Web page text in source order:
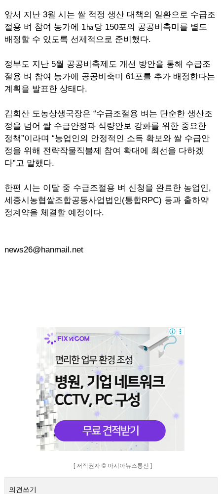
앞서 지난 3월 시는 쌀 적정 생산 대책의 일환으로 수급조
절용 벼 참여 농가에 1㏊당 150포의 공공비축미를 별도
배정할 수 있도록 선제적으로 준비했다.
정부도 지난 5월 공공비축제도 개선 방안을 통해 수급조
절용 벼 참여 농가에 공공비축미 61포를 추가 배정한다는
계획을 발표한 상태다.
김회산 도농상생국장은 “수급조절용 벼는 단순한 생산조
정을 넘어 쌀 수급안정과 식량안보 강화를 위한 중요한
정책”이라며 “농업인의 안정적인 소득 확보와 쌀 수급안
정을 위해 전략작물직불제 참여 확대에 최선을 다하겠
다”고 말했다.
한편 시는 이달 중 수급조절용 벼 신청을 완료한 농업인,
세종시농협쌀조합공동사업법인(통합RPC) 등과 출하약
정계약을 체결할 예정이다.
news26@hanmail.net
[ 저작권자 © 아시아뉴스통신 ]
의견쓰기